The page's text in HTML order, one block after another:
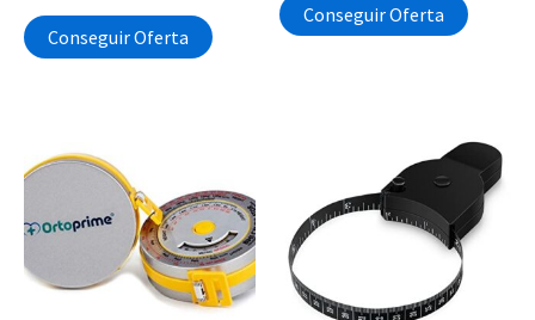
Conseguir Oferta
Conseguir Oferta